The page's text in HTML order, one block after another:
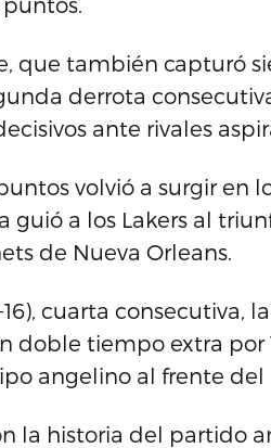
que también capturó
derrota
ante rivales
volvió a surgir en
a los Lakers al
de Nueva Orleans.
cuarta consecutiva,
tiempo extra por
angelino al frente
la historia del partido